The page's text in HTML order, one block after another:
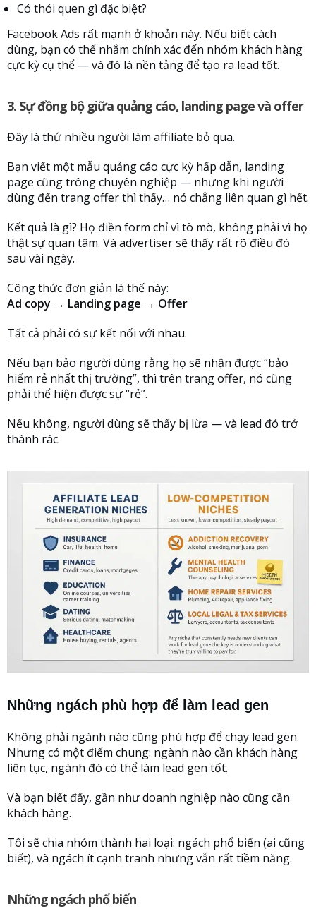
Có thói quen gì đặc biệt?
Facebook Ads rất mạnh ở khoản này. Nếu biết cách
dùng, bạn có thể nhắm chính xác đến nhóm khách hàng
cực kỳ cụ thể — và đó là nền tảng để tạo ra lead tốt.
3. Sự đồng bộ giữa quảng cáo, landing page và offer
Đây là thứ nhiều người làm affiliate bỏ qua.
Bạn viết một mẫu quảng cáo cực kỳ hấp dẫn, landing
page cũng trông chuyên nghiệp — nhưng khi người
dùng đến trang offer thì thấy… nó chẳng liên quan gì hết.
Kết quả là gì? Họ điền form chỉ vì tò mò, không phải vì họ
thật sự quan tâm. Và advertiser sẽ thấy rất rõ điều đó
sau vài ngày.
Công thức đơn giản là thế này:
Ad copy → Landing page → Offer
Tất cả phải có sự kết nối với nhau.
Nếu bạn bảo người dùng rằng họ sẽ nhận được “bảo
hiểm rẻ nhất thị trường”, thì trên trang offer, nó cũng
phải thể hiện được sự “rẻ”.
Nếu không, người dùng sẽ thấy bị lừa — và lead đó trở
thành rác.
Những ngách phù hợp để làm lead gen
Không phải ngành nào cũng phù hợp để chạy lead gen.
Nhưng có một điểm chung: ngành nào cần khách hàng
liên tục, ngành đó có thể làm lead gen tốt.
Và bạn biết đấy, gần như doanh nghiệp nào cũng cần
khách hàng.
Tôi sẽ chia nhóm thành hai loại: ngách phổ biến (ai cũng
biết), và ngách ít cạnh tranh nhưng vẫn rất tiềm năng.
Những ngách phổ biến